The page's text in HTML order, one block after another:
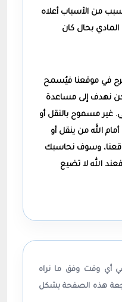
من الأسباب أعلاه
المادي بحال كان
في موقعنا فيُسمح
نهدف إلى مساعدة
غير مسموح بالنقل أو
الله من ينقل أو
وسوف نحاسبك
فعند الله لا تضيع
أي وقت وفق ما نراه
هذه الصفحة بشكل